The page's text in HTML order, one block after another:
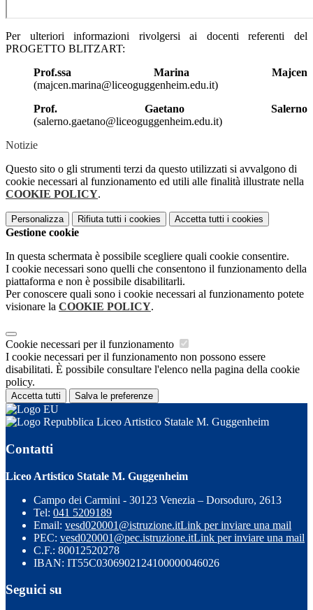
Per ulteriori informazioni rivolgersi ai docenti referenti del
PROGETTO BLITZART:
Prof.ssa Marina Majcen
(majcen.marina@liceoguggenheim.edu.it)
Prof. Gaetano Salerno
(salerno.gaetano@liceoguggenheim.edu.it)
Notizie
Questo sito o gli strumenti terzi da questo utilizzati si avvalgono di
cookie necessari al funzionamento ed utili alle finalità illustrate nella
COOKIE POLICY.
Personalizza Rifiuta tutti i cookies Accetta tutti i cookies
Gestione cookie
In questa schermata è possibile scegliere quali cookie consentire.
I cookie necessari sono quelli che consentono il funzionamento della
piattaforma e non è possibile disabilitarli.
Per conoscere quali sono i cookie necessari al funzionamento potete
visionare la COOKIE POLICY.
Cookie necessari per il funzionamento
I cookie necessari per il funzionamento non possono essere
disabilitati. È possibile consultare l'elenco nella pagina della cookie
policy.
Accetta tutti Salva le preferenze
Liceo Artistico Statale M. Guggenheim
Contatti
Liceo Artistico Statale M. Guggenheim
Campo dei Carmini - 30123 Venezia – Dorsoduro, 2613
Tel: 041 5209189
Email: vesd020001@istruzione.itLink per inviare una mail
PEC: vesd020001@pec.istruzione.itLink per inviare una mail
C.F.: 80012520278
IBAN: IT55C0306902124100000046026
Seguici su